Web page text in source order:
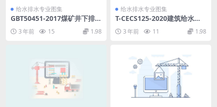
给水排水专业图集
GBT50451-2017煤矿井下排水
泵站及排水管路设计规范.pdf
3 年前 15 1.98
给水排水专业图集
T-CECS125-2020建筑给水钢
塑复合管管道工程技术规程.p
df 3 年前 11 1.98